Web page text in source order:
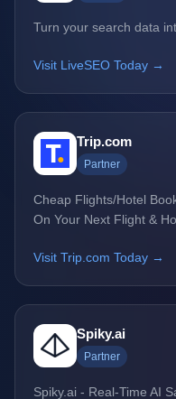
Turn your search data
Visit LiveSEO Today →
Trip.com
Partner
Cheap Flights/Hotel
On Your Next Flight &
Visit Trip.com Today →
Spiky.ai
Partner
Spiky.ai - Real-Time AI